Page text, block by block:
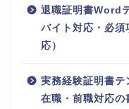
退職証明書Word
バイト対応・必須
応）
実務経験証明書テ
在職・前職対応の